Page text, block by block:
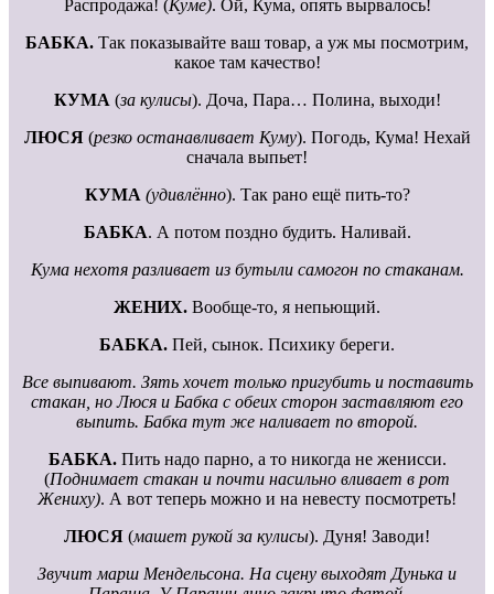
Распродажа! (Куме). Ой, Кума, опять вырвалось!
БАБКА. Так показывайте ваш товар, а уж мы посмотрим,
какое там качество!
КУМА (за кулисы). Доча, Пара… Полина, выходи!
ЛЮСЯ (резко останавливает Куму). Погодь, Кума! Нехай
сначала выпьет!
КУМА (удивлённо). Так рано ещё пить-то?
БАБКА. А потом поздно будить. Наливай.
Кума нехотя разливает из бутыли самогон по стаканам.
ЖЕНИХ. Вообще-то, я непьющий.
БАБКА. Пей, сынок. Психику береги.
Все выпивают. Зять хочет только пригубить и поставить
стакан, но Люся и Бабка с обеих сторон заставляют его
выпить. Бабка тут же наливает по второй.
БАБКА.Пить надо парно, а то никогда не женисси.
(Поднимает стакан и почти насильно вливает в рот
Жениху). А вот теперь можно и на невесту посмотреть!
ЛЮСЯ (машет рукой за кулисы). Дуня! Заводи!
Звучит марш Мендельсона. На сцену выходят Дунька и